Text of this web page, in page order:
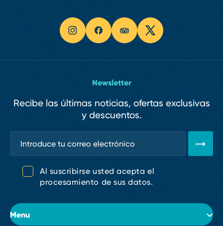
Menu
Newsletter
Recibe las últimas noticias, ofertas exclusivas
y descuentos.
Al suscribirse usted acepta el
procesamiento de sus datos.